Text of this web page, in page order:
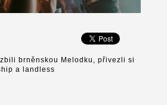
brněnskou Melodku, přivezli si
a landless